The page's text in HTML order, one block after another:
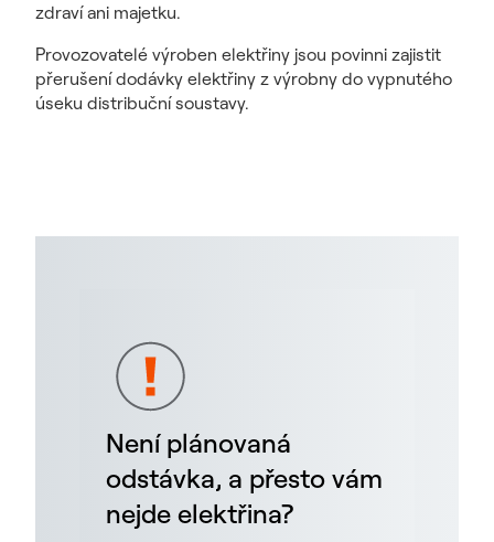
zdraví ani majetku.
Provozovatelé výroben elektřiny jsou povinni zajistit
přerušení dodávky elektřiny z výrobny do vypnutého
úseku distribuční soustavy.
Není plánovaná
odstávka, a přesto vám
nejde elektřina?